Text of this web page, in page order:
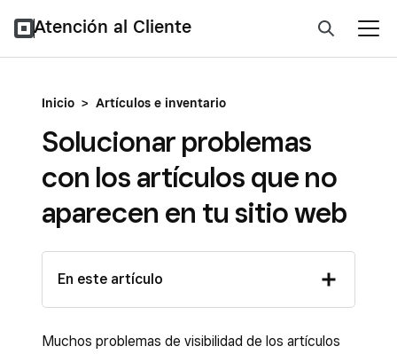
Atención al Cliente
Inicio > Artículos e inventario
Solucionar problemas
con los artículos que no
aparecen en tu sitio web
En este artículo
Muchos problemas de visibilidad de los artículos